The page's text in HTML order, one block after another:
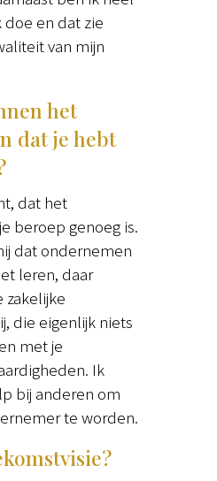
doe en dat zie
van mijn
het
dat je hebt
dat het
beroep genoeg is.
dat ondernemen
leren, daar
zakelijke
die eigenlijk niets
met je
Ik
bij anderen om
te worden.